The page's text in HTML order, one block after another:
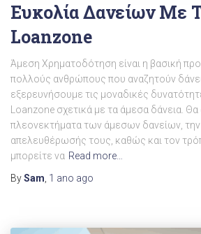
Ευκολία Δανείων Με
Loanzone
Άμεση Χρηματοδότηση είναι η βασική
πολλούς ανθρώπους που αναζητούν
εξερευνήσουμε τις μοναδικές
Loanzone σχετικά με τα άμεσα δάνεια.
πλεονεκτήματα των άμεσων δανείων, την
απελευθέρωσής τους, καθώς και τον
μπορείτε να Read more…
BySam, 1 ano ago